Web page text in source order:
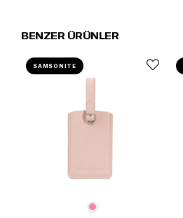
BENZER ÜRÜNLER
SAMSONITE